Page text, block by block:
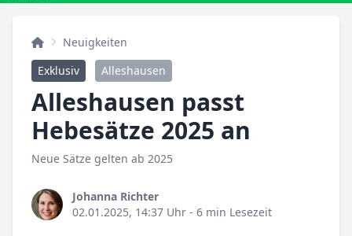
Neuigkeiten
Exklusiv
Alleshausen
Alleshausen passt
Hebesätze 2025 an
Neue Sätze gelten ab 2025
Johanna Richter
02.01.2025, 14:37 Uhr - 6 min Lesezeit